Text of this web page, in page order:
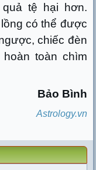
tệ hại hơn.
có thể được
chiếc đèn
toàn chìm
Bảo Bình
Astrology.vn